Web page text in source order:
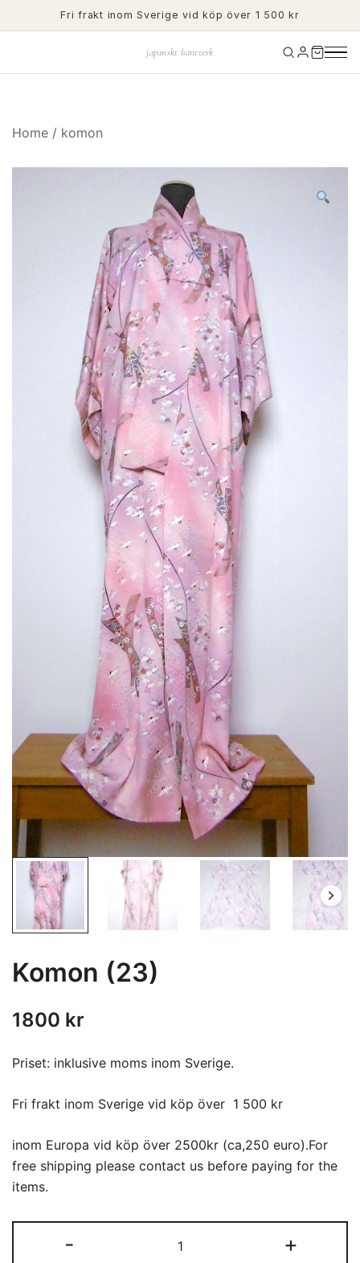
to
Fri frakt inom Sverige vid köp över 1 500 kr
japanskt hantverk
Home / komon
Komon (23)
1800 kr
Priset: inklusive moms inom Sverige.
Fri frakt inom Sverige vid köp över 1 500 kr
inom Europa vid köp över 2500kr (ca,250 euro).For
free shipping please contact us before paying for the
items.
-
(23)
+